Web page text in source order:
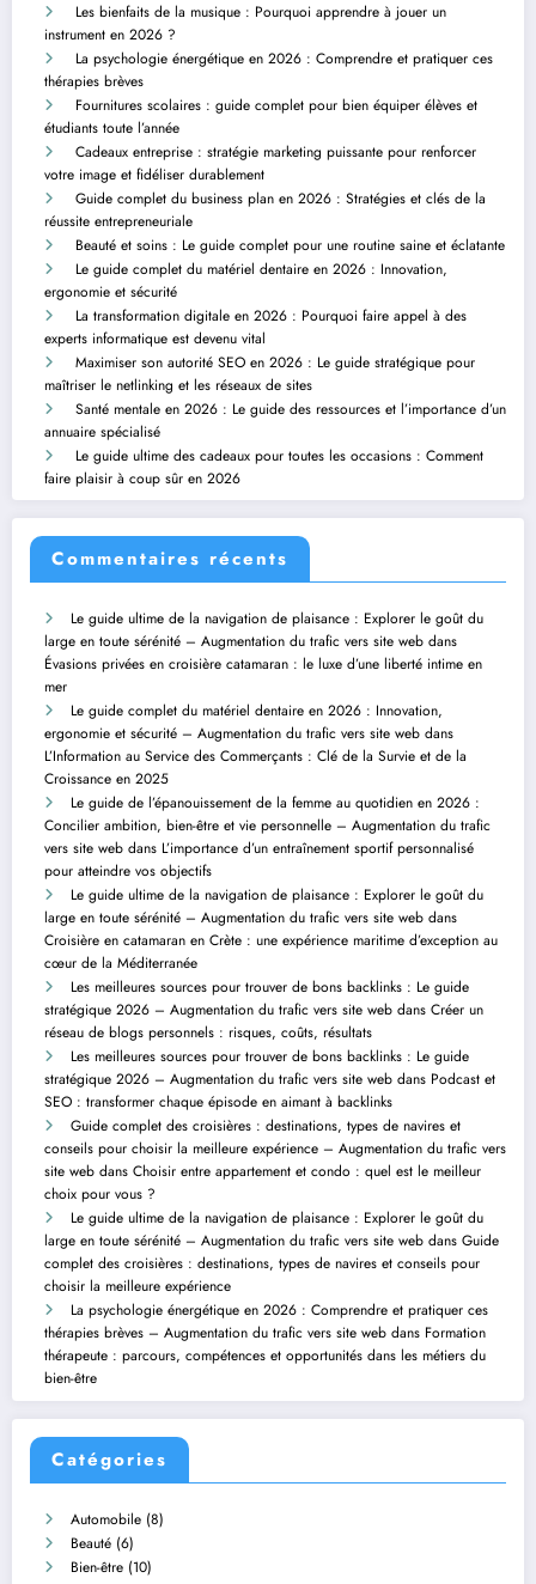
Les bienfaits de la musique : Pourquoi apprendre à jouer un
instrument en 2026 ?
La psychologie énergétique en 2026 : Comprendre et pratiquer ces
thérapies brèves
Fournitures scolaires : guide complet pour bien équiper élèves et
étudiants toute l’année
Cadeaux entreprise : stratégie marketing puissante pour renforcer
votre image et fidéliser durablement
Guide complet du business plan en 2026 : Stratégies et clés de la
réussite entrepreneuriale
Beauté et soins : Le guide complet pour une routine saine et éclatante
Le guide complet du matériel dentaire en 2026 : Innovation,
ergonomie et sécurité
La transformation digitale en 2026 : Pourquoi faire appel à des
experts informatique est devenu vital
Maximiser son autorité SEO en 2026 : Le guide stratégique pour
maîtriser le netlinking et les réseaux de sites
Santé mentale en 2026 : Le guide des ressources et l’importance d’un
annuaire spécialisé
Le guide ultime des cadeaux pour toutes les occasions : Comment
faire plaisir à coup sûr en 2026
Commentaires récents
Le guide ultime de la navigation de plaisance : Explorer le goût du
large en toute sérénité – Augmentation du trafic vers site web dans
Évasions privées en croisière catamaran : le luxe d’une liberté intime en
mer
Le guide complet du matériel dentaire en 2026 : Innovation,
ergonomie et sécurité – Augmentation du trafic vers site web dans
L’Information au Service des Commerçants : Clé de la Survie et de la
Croissance en 2025
Le guide de l’épanouissement de la femme au quotidien en 2026 :
Concilier ambition, bien-être et vie personnelle – Augmentation du trafic
vers site web dans L’importance d’un entraînement sportif personnalisé
pour atteindre vos objectifs
Le guide ultime de la navigation de plaisance : Explorer le goût du
large en toute sérénité – Augmentation du trafic vers site web dans
Croisière en catamaran en Crète : une expérience maritime d’exception au
cœur de la Méditerranée
Les meilleures sources pour trouver de bons backlinks : Le guide
stratégique 2026 – Augmentation du trafic vers site web dans Créer un
réseau de blogs personnels : risques, coûts, résultats
Les meilleures sources pour trouver de bons backlinks : Le guide
stratégique 2026 – Augmentation du trafic vers site web dans Podcast et
SEO : transformer chaque épisode en aimant à backlinks
Guide complet des croisières : destinations, types de navires et
conseils pour choisir la meilleure expérience – Augmentation du trafic vers
site web dans Choisir entre appartement et condo : quel est le meilleur
choix pour vous ?
Le guide ultime de la navigation de plaisance : Explorer le goût du
large en toute sérénité – Augmentation du trafic vers site web dans Guide
complet des croisières : destinations, types de navires et conseils pour
choisir la meilleure expérience
La psychologie énergétique en 2026 : Comprendre et pratiquer ces
thérapies brèves – Augmentation du trafic vers site web dans Formation
thérapeute : parcours, compétences et opportunités dans les métiers du
bien-être
Catégories
Automobile (8)
Beauté (6)
Bien-être (10)